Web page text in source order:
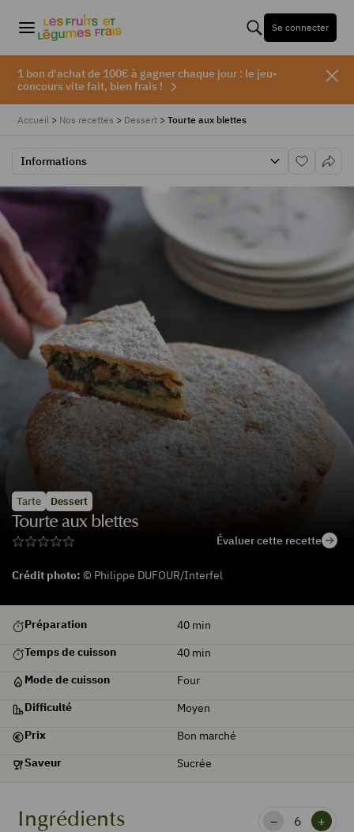
Se connecter
1 bon d'achat de 100€ à gagner chaque jour : le jeu-
concours vite fait, bien frais !
Accueil > Nos recettes > Dessert > Tourte aux blettes
Informations
Tarte Dessert
Tourte aux blettes
Évaluer cette recette
Crédit photo: © Philippe DUFOUR/Interfel
saison
Préparation 40 min
Temps de cuisson
40 min
Mode de cuisson
Four
Difficulté
Moyen
Prix
Bon marché
Saveur
Sucrée
Ingrédients – +